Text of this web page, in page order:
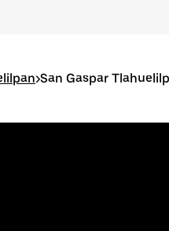
>San Gaspar